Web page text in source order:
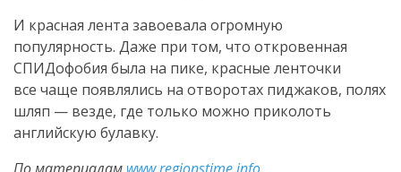
И красная лента завоевала огромную
популярность. Даже при том, что откровенная
СПИДофобия была на пике, красные ленточки
все чаще появлялись на отворотах пиджаков, полях
шляп — везде, где только можно приколоть
английскую булавку.